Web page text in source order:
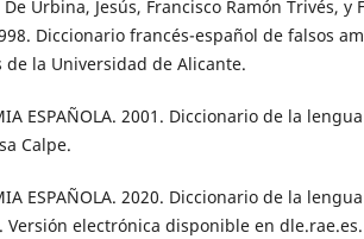
Urbina, Jesús, Francisco Ramón Trivés, y
Diccionario francés-español de falsos
de la Universidad de Alicante.
ESPAÑOLA. 2001. Diccionario de la
Calpe.
ESPAÑOLA. 2020. Diccionario de la
Versión electrónica disponible en dle.rae.es.